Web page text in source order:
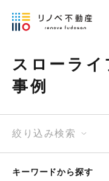
スローラ
事例
絞り込み検索
キーワードから探す